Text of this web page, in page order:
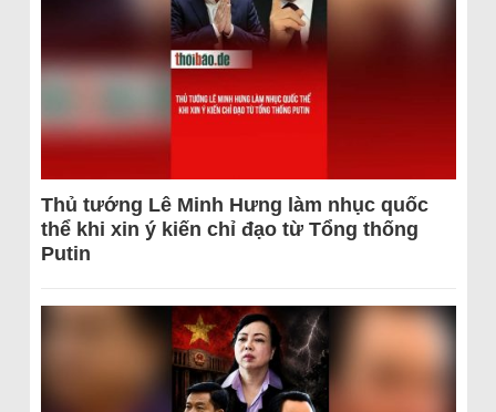
Thủ tướng Lê Minh Hưng làm nhục quốc
thể khi xin ý kiến chỉ đạo từ Tổng thống
Putin